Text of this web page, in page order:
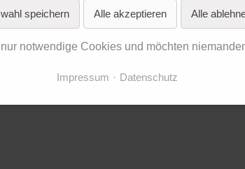
speichern Alle akzeptieren Alle
notwendige Cookies und möchten
Impressum Datenschutz